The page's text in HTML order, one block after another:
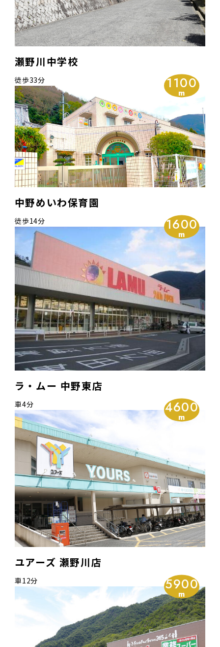
瀬野川中学校
徒歩33分
中野めいわ保育園
徒歩14分
1100
ラ・ムー 中野東店
車4分
1600
ユアーズ 瀬野川店
車12分
4600
5900